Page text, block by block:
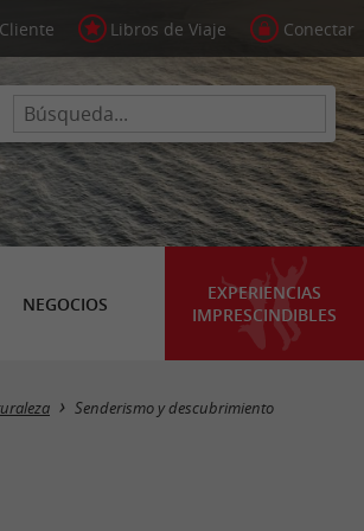
Libros de Viaje Conectar
NEGOCIOS
EXPERIENCIAS
IMPRESCINDIBLES
Masquer la carte
Senderismo y descubrimiento